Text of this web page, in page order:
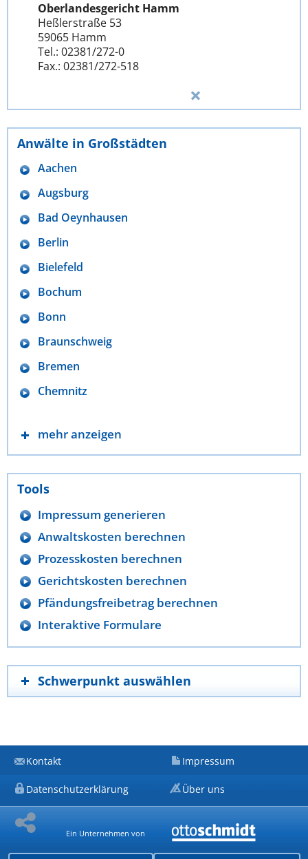
Oberlandesgericht Hamm
Heßlerstraße 53
59065 Hamm
Tel.: 02381/272-0
Fax.: 02381/272-518
Anwälte in Großstädten
Aachen
Augsburg
Bad Oeynhausen
Berlin
Bielefeld
Bochum
Bonn
Braunschweig
Bremen
Chemnitz
mehr anzeigen
Tools
Impressum generieren
Anwaltskosten berechnen
Prozesskosten berechnen
Gerichtskosten berechnen
Pfändungsfreibetrag berechnen
Interaktive Formulare
Schwerpunkt auswählen
Kontakt Impressum
Datenschutzerklärung Über uns
Ein Unternehmen von